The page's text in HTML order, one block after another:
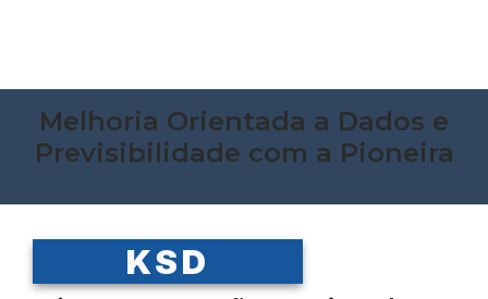
Melhoria Orientada a Dados e
Previsibilidade com a Pioneira
KSD